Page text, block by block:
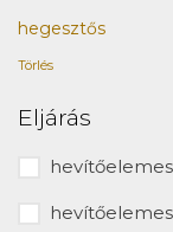
hegesztős
Törlés
Eljárás